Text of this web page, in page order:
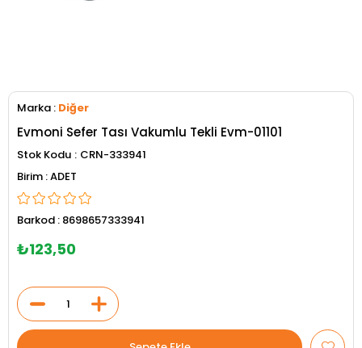
Marka : Diğer
Evmoni Sefer Tası Vakumlu Tekli Evm-01101
Stok Kodu
CRN-333941
ADET
Barkod : 8698657333941
₺123,50